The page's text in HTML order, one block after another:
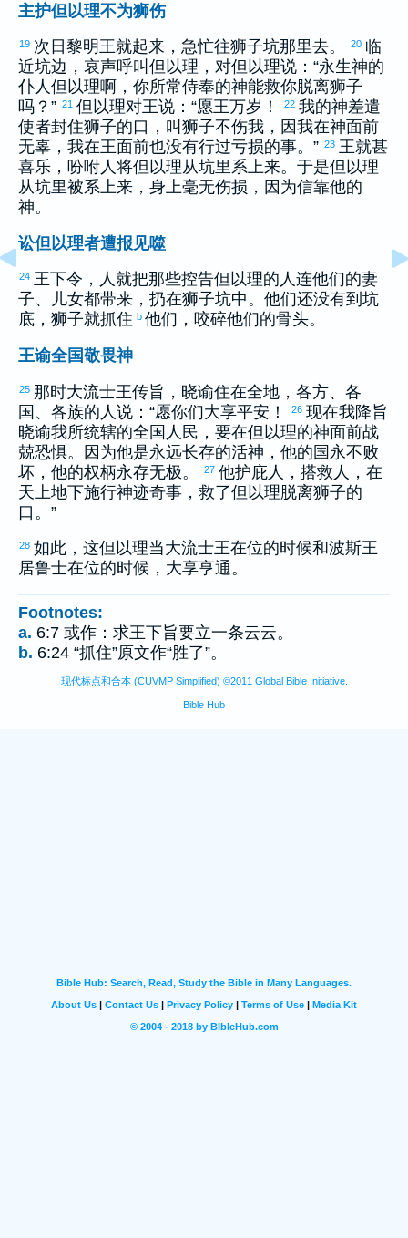
主护但以理不为狮伤
19 次日黎明王就起来，急忙往狮子坑那里去。 20 临
近坑边，哀声呼叫 但以理 ，对但以理说：“永生神的
仆人但以理啊，你所常侍奉的神能救你脱离狮子
吗？” 21 但以理对王说：“愿王万岁！ 22 我的神差遣
使者封住狮子的口，叫狮子不伤我，因我在神面前
无辜，我在王面前也没有行过亏损的事。” 23 王就甚
喜乐，吩咐人将但以理从坑里系上来。于是但以理
从坑里被系上来，身上毫无伤损，因为信靠他的
神。
讼但以理者遭报见噬
24 王下令，人就把那些控告但以理的人连他们的妻
子、儿女都带来，扔在狮子坑中。他们还没有到坑
底，狮子就抓住 b 他们，咬碎他们的骨头。
王谕全国敬畏神
25 那时大流士王传旨，晓谕住在全地，各方、各
国、各族的人说：“愿你们大享平安！
26 现在我降旨
晓谕我所统辖的全国人民，要在但以理的神面前战
兢恐惧。因为他是永远长存的活神，他的国永不败
坏，他的权柄永存无极。
27 他护庇人，搭救人，在
天上地下施行神迹奇事，救了但以理脱离狮子的
口。”
28 如此，这但以理当大流士王在位的时候和波斯王
居鲁士在位的时候，大享亨通。
Footnotes:
a. 6:7 或作：求王下旨要立一条云云。
b. 6:24 “抓住”原文作“胜了”。
现代标点和合本 (CUVMP Simplified) ©2011 Global Bible Initiative.
Bible Hub